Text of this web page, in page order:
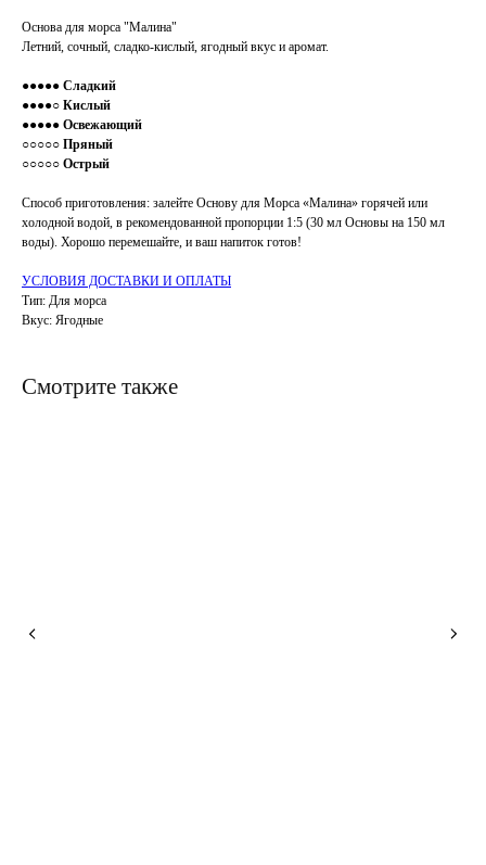
Основа для морса "Малина"
Летний, сочный, сладко-кислый, ягодный вкус и аромат.
●●●●● Сладкий
●●●●○ Кислый
●●●●● Освежающий
○○○○○ Пряный
○○○○○ Острый
Способ приготовления: залейте Основу для Морса «Малина» горячей или
холодной водой, в рекомендованной пропорции 1:5 (30 мл Основы на 150 мл
воды). Хорошо перемешайте, и ваш напиток готов!
УСЛОВИЯ ДОСТАВКИ И ОПЛАТЫ
Тип: Для морса
Вкус: Ягодные
Смотрите также